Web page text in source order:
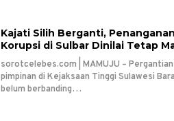
Kajati Silih Berganti,
Korupsi di Sulbar Dinilai Tetap
sorotcelebes.com | MAMUJU –
pimpinan di Kejaksaan Tinggi Sulawesi
belum berbanding…